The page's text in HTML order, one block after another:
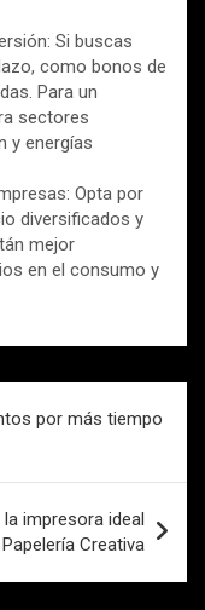
Si buscas
como bonos de
Para un
sectores
y energías
Opta por
diversificados y
mejor
en el consumo y
por más tiempo
impresora ideal
Creativa